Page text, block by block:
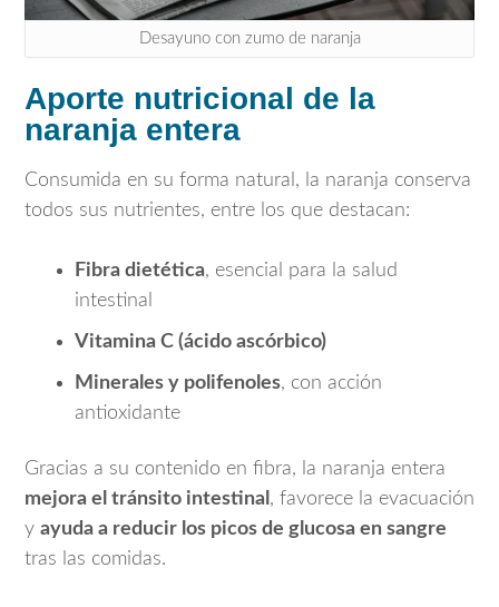
Desayuno con zumo de naranja
Aporte nutricional de la
naranja entera
Consumida en su forma natural, la naranja conserva
todos sus nutrientes, entre los que destacan:
Fibra dietética, esencial para la salud
intestinal
Vitamina C (ácido ascórbico)
Minerales y polifenoles, con acción
antioxidante
Gracias a su contenido en fibra, la naranja entera
mejora el tránsito intestinal , favorece la evacuación
y ayuda a reducir los picos de glucosa en sangre
tras las comidas.